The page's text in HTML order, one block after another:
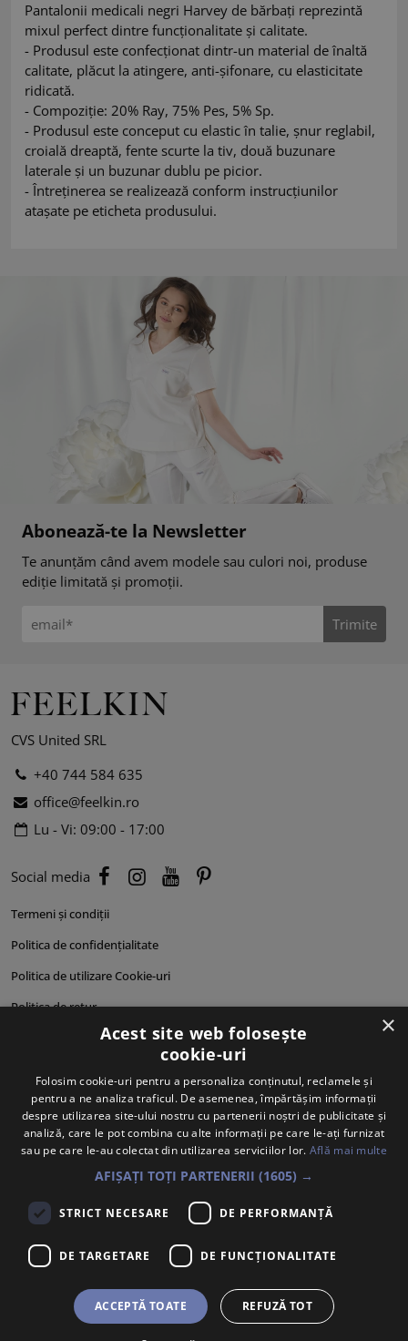
Pantalonii medicali negri Harvey de bărbați reprezintă
mixul perfect dintre funcționalitate și calitate.
- Produsul este confecționat dintr-un material de înaltă
calitate, plăcut la atingere, anti-șifonare, cu elasticitate
ridicată.
- Compoziție: 20% Ray, 75% Pes, 5% Sp.
- Produsul este conceput cu elastic în talie, șnur reglabil,
croială dreaptă, fente scurte la tiv, două buzunare
laterale și un buzunar dublu pe picior.
- Întreținerea se realizează conform instrucțiunilor
atașate pe eticheta produsului.
Abonează-te la Newsletter
Te anunțăm când avem modele sau culori noi, produse
ediție limitată și promoții.
Trimite
CVS United SRL
+40 744 584 635
office@feelkin.ro
Lu - Vi: 09:00 - 17:00
Social media
Termeni și condiții
Politica de confidențialitate
Politica de utilizare Cookie-uri
Politica de retur
Cum se livrează?
Despre noi
Personalități produse
×
Acest site web folosește
cookie-uri
Folosim cookie-uri pentru a personaliza conținutul, reclamele și
pentru a ne analiza traficul. De asemenea, împărtășim informații
despre utilizarea site-ului nostru cu partenerii noștri de publicitate și
analiză, care le pot combina cu alte informații pe care le-ați furnizat
sau pe care le-au colectat din utilizarea serviciilor lor. Află mai multe
AFIȘAȚI TOȚI PARTENERII (1605) →
STRICT NECESARE DE PERFORMANȚĂ
DE TARGETARE DE FUNCŢIONALITATE
ACCEPTĂ TOATE REFUZĂ TOT